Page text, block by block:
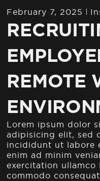
February 7, 2025
REMOTE
Lorem ipsum dolor
adipisicing elit, sed
incididunt ut labore
enim ad minim
exercitation
commodo consequat.